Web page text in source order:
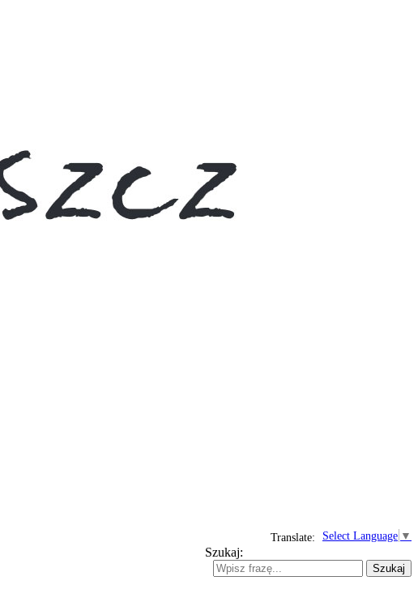
Select Language ▼
Translate:
Szukaj:
Szukaj